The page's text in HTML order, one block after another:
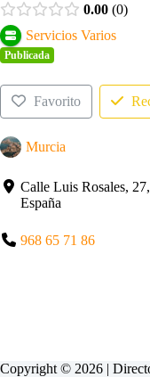
0.00 0
Servicios Varios
Publicada
Favorito
Murcia
Calle Luis Rosales,
España
968 65 71 86
Copyright © 2026 |